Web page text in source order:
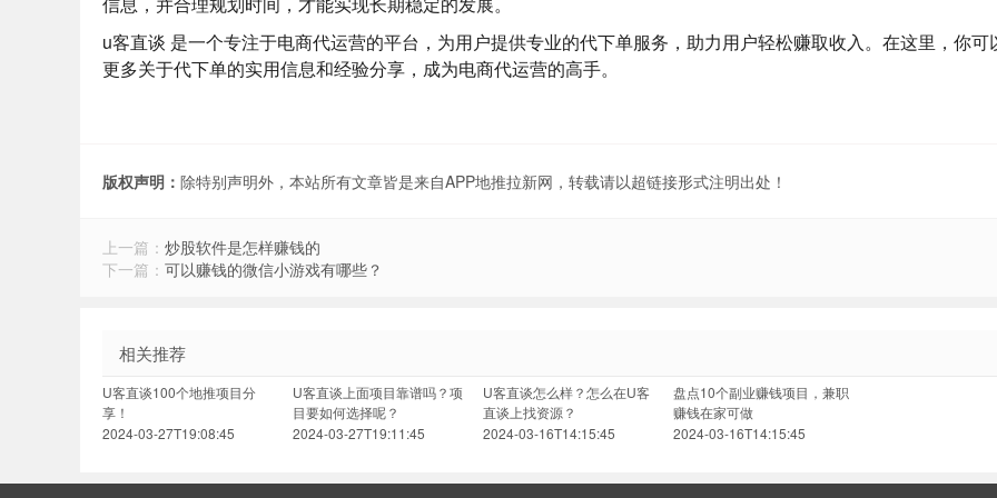
u客直谈 是一个专注于电商代运营的平台，为用户提供专业的代下单服务，助力用户轻松赚取收入。在这里，你可
更多关于代下单的实用信息和经验分享，成为电商代运营的高手。
版权声明： 除特别声明外，本站所有文章皆是来自APP地推拉新网，转载请以超链接形式注明出处！
上一篇： 炒股软件是怎样赚钱的
下一篇： 可以赚钱的微信小游戏有哪些？
相关推荐
U客直谈100个地推项目分
享！
2024-03-27T19:08:45
U客直谈上面项目靠谱吗？项
目要如何选择呢？
2024-03-27T19:11:45
U客直谈怎么样？怎么在U客
直谈上找资源？
2024-03-16T14:15:45
盘点10个副业赚钱项目，兼职
赚钱在家可做
2024-03-16T14:15:45